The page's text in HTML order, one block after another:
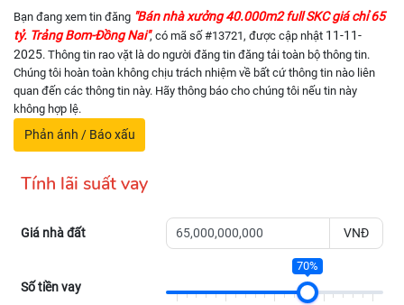
Bạn đang xem tin đăng "Bán nhà xưởng 40.000m2 full SKC giá chỉ 65
tỷ. Trảng Bom-Đồng Nai", có mã số #13721, được cập nhật 11-11-
2025. Thông tin rao vặt là do người đăng tin đăng tải toàn bộ thông tin.
Chúng tôi hoàn toàn không chịu trách nhiệm về bất cứ thông tin nào liên
quan đến các thông tin này. Hãy thông báo cho chúng tôi nếu tin này
không hợp lệ.
Phản ánh / Báo xấu
Tính lãi suất vay
Giá nhà đất VNĐ
Số tiền vay
70%